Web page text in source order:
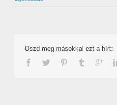
Oszd meg másokkal ezt a hírt: